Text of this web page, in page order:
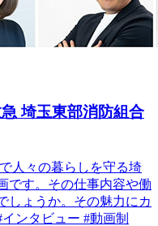
埼玉東部消防組合
人々の暮らしを守る埼
です。その仕事内容や働
しょうか。その魅力にカ
ンタビュー #動画制